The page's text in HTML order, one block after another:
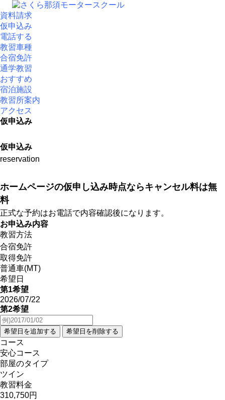
資料請求
仮申込み
電話する
教習車種
合宿免許
通学教習
おすすめ
宿泊施設
教習所案内
アクセス
仮申込み
仮申込み
reservation
ホームページの仮申し込み時点ならキャンセル料は無
料
正式な予約はお電話で内容確認後になります。
お申込み内容
教習方法
合宿免許
取得免許
普通車(MT)
希望日
第1希望
2026/07/22
第2希望
コース
安心コース
部屋のタイプ
ツイン
教習料金
310,750円